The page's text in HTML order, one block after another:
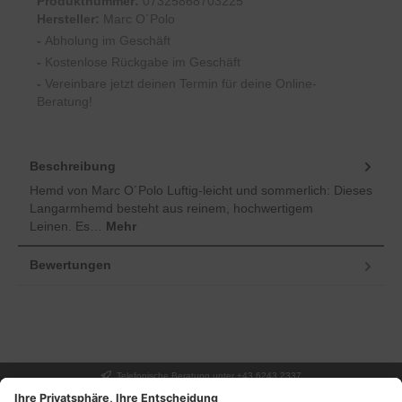
Hersteller: Marc O´Polo
- Abholung im Geschäft
- Kostenlose Rückgabe im Geschäft
- Vereinbare jetzt deinen Termin für deine Online-
Beratung!
Beschreibung
Hemd von Marc O´Polo Luftig-leicht und sommerlich: Dieses
Langarmhemd besteht aus reinem, hochwertigem
Leinen. Es… Mehr
Bewertungen
Telefonische Beratung unter +43 6243 2337